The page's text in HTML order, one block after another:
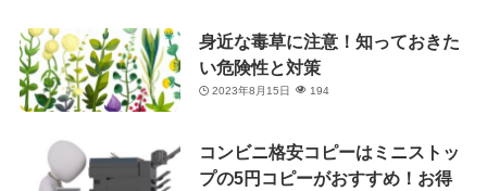
身近な毒草に注意！知っておきた
い危険性と対策
2023年8月15日 194
コンビニ格安コピーはミニストッ
プの5円コピーがおすすめ！お得